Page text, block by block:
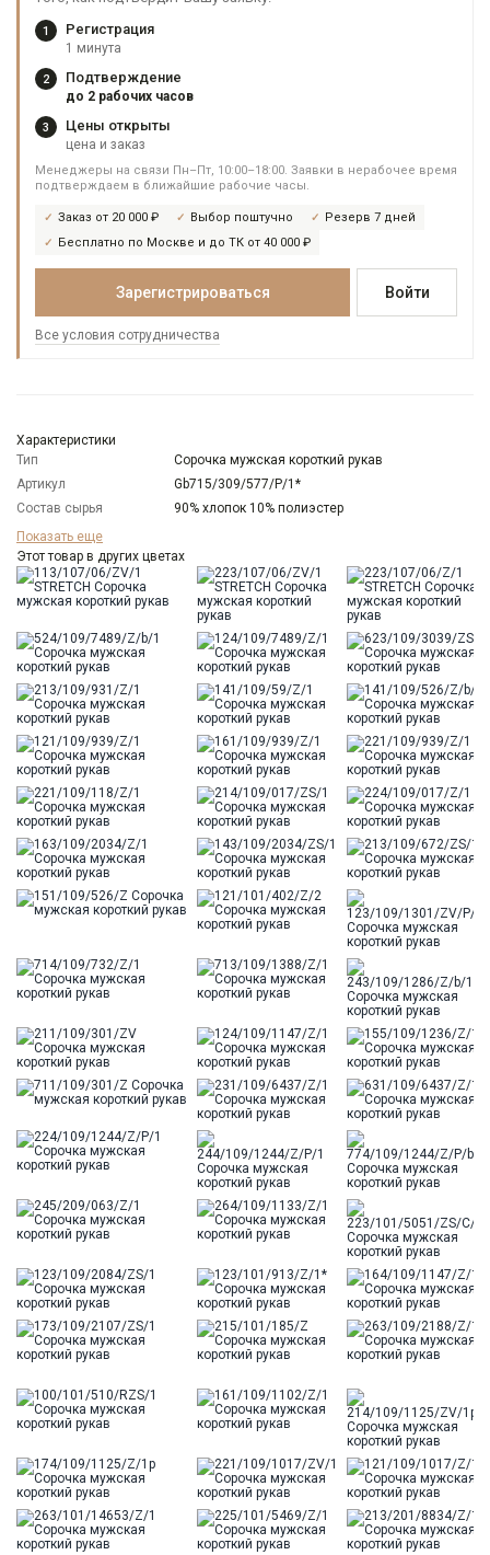
1 Регистрация
1 минута
2 Подтверждение
до 2 рабочих часов
3 Цены открыты
цена и заказ
Менеджеры на связи Пн–Пт, 10:00–18:00. Заявки в нерабочее время
подтверждаем в ближайшие рабочие часы.
Заказ от 20 000 ₽ Выбор поштучно
Резерв 7 дней
Бесплатно по Москве и до ТК от 40 000 ₽
Зарегистрироваться Войти
Все условия сотрудничества
Характеристики
Тип
Сорочка мужская короткий рукав
Артикул
Gb715/309/577/P/1*
Состав сырья
90% хлопок 10% полиэстер
Бренд
Модель
Классическая
Цвет
Сиреневый
Ворот
Французский
Карман
стандартный, слева, накладной
Силуэт
Прямой силуэт / Сlassic fit
Показать еще
Этот товар в других цветах